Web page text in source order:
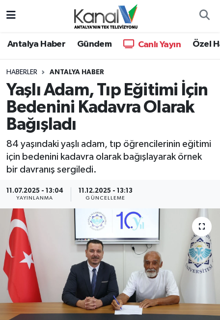
Antalya Haber Gündem Canlı Yayın Özel
HABERLER ANTALYA HABER
Yaşlı Adam, Tıp Eğitimi İçin
Bedenini Kadavra Olarak
Bağışladı
84 yaşındaki yaşlı adam, tıp öğrencilerinin eğitimi
için bedenini kadavra olarak bağışlayarak örnek
bir davranış sergiledi.
11.07.2025 - 13:04
YAYINLANMA
11.12.2025 - 13:13
GÜNCELLEME
Antalya Haber
Dünya
Eğitim
Gündem
Günün Manşetleri
Haberler
KANALV Spor
Kültür Sanat
Magazin
Hava Durumu
Trafik Durumu
Süper Lig Puan Durumu ve Fikstür
Son Dakika Haberleri
Haber Arşivi